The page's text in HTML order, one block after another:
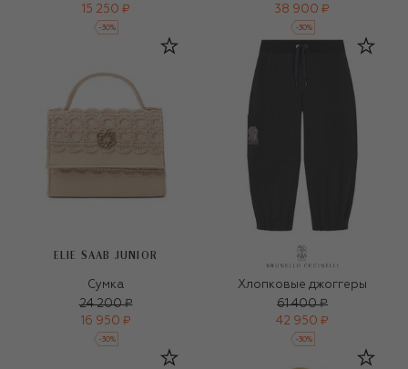
15 250 ₽
-30%
38 900 ₽
-30%
ELIE SAAB JUNIOR
Сумка
24 200 ₽
16 950 ₽
-30%
Хлопковые джоггеры
61 400 ₽
42 950 ₽
-30%